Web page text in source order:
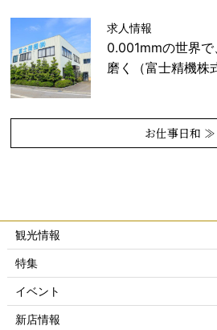
求人情報
0.001mmの世界
磨く（富士精機株
お仕事日和 ≫
観光情報
特集
イベント
新店情報